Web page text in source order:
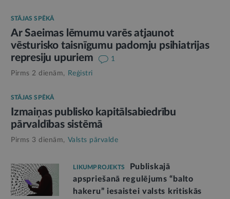
STĀJAS SPĒKĀ
Ar Saeimas lēmumu varēs atjaunot
vēsturisko taisnīgumu padomju psihiatrijas
represiju upuriem
1
Pirms 2 dienām, Reģistri
STĀJAS SPĒKĀ
Izmaiņas publisko kapitālsabiedrību
pārvaldības sistēmā
Pirms 3 dienām, Valsts pārvalde
LIKUMPROJEKTS
Publiskajā
apspriešanā regulējums “balto
hakeru” iesaistei valsts kritiskās